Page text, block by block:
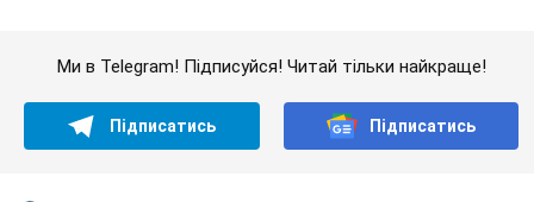
Ми в Telegram! Підписуйся! Читай тільки найкраще!
Підписатись Підписатись